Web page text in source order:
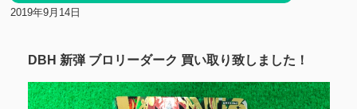
2019年9月14日
DBH 新弾 ブロリーダーク 買い取り致しました！